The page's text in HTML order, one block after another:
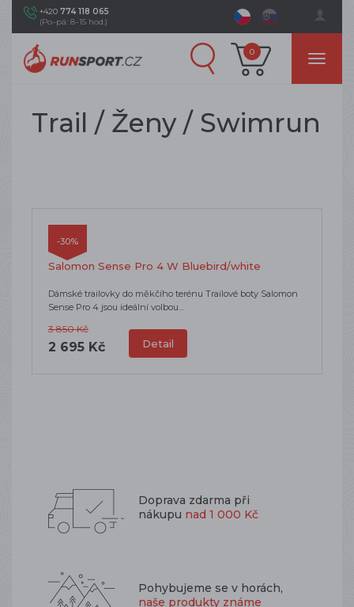
+420 774 118 065
(Po–pá: 8–15 hod.)
0
Trail / Ženy / Swimrun
-30%
Salomon Sense Pro 4 W Bluebird/white
Dámské trailovky do měkčího terénu Trailové boty Salomon
Sense Pro 4 jsou ideální volbou…
3 850 Kč
2 695 Kč Detail
Doprava zdarma při
nákupu nad 1 000 Kč
Pohybujeme se v horách,
naše produkty známe